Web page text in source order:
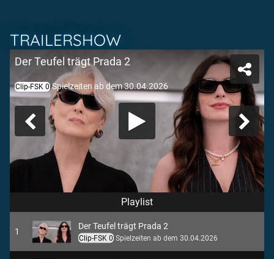
TRAILERSHOW
Der Teufel trägt Prada 2
Clip-FSK 0Spielzeiten ab dem 30.04.2026
Playlist
1
Der Teufel trägt Prada 2
Clip-FSK 0 Spielzeiten ab dem 30.04.2026